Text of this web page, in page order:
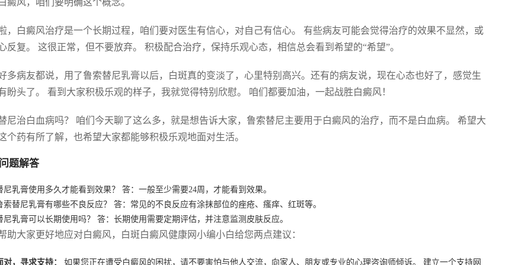
癜风，咱们要明确这个概念。
，白癜风治疗是一个长期过程，咱们要对医生有信心，对自己有信心。 有些病友可能会觉得治疗的效果不显然，或
反复。 这很正常，但不要放弃。 积极配合治疗，保持乐观心态，相信总会看到希望的“希望”。
多病友都说，用了鲁索替尼乳膏以后，白斑真的变淡了，心里特别高兴。还有的病友说，现在心态也好了，感觉生
盼头了。 看到大家积极乐观的样子，我就觉得特别欣慰。 咱们都要加油，一起战胜白癜风！
尼治白血病吗？ 咱们今天聊了这么多，就是想告诉大家，鲁索替尼主要用于白癜风的治疗，而不是白血病。 希望大
个药有所了解，也希望大家都能够积极乐观地面对生活。
题解答
尼乳膏使用多久才能看到效果？ 答：一般至少需要24周，才能看到效果。
索替尼乳膏有哪些不良反应？ 答：常见的不良反应有涂抹部位的痤疮、瘙痒、红斑等。
尼乳膏可以长期使用吗？ 答：长期使用需要定期评估，并注意监测皮肤反应。
助大家更好地应对白癜风，白斑白癜风健康网小编小白给您两点建议：
对，寻求支持： 如果您正在遭受白癜风的困扰，请不要害怕与他人交流，向家人、朋友或专业的心理咨询师倾诉。 建立一个支持网